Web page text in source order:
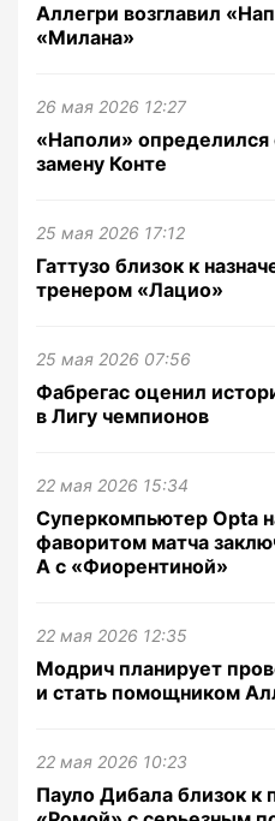
Аллегри возглавил
«Милана»
26 мая 2026 12:27
«Наполи» определился
замену Конте
25 мая 2026 17:12
Гаттузо близок к
тренером «Лацио»
25 мая 2026 07:56
Фабрегас оценил
в Лигу чемпионов
22 мая 2026 15:34
Суперкомпьютер Opta
фаворитом матча
А с «Фиорентиной»
22 мая 2026 12:35
Модрич планирует
и стать помощником
22 мая 2026 10:23
Пауло Дибала близок к